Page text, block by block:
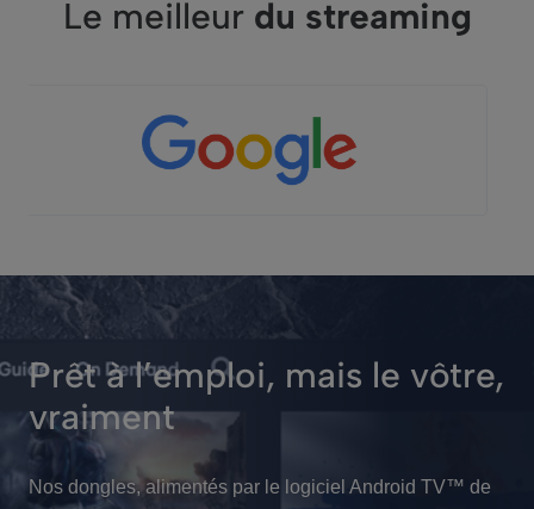
Le meilleur du streaming
Prêt à l’emploi, mais le vôtre,
vraiment
Nos dongles, alimentés par le logiciel Android TV™ de